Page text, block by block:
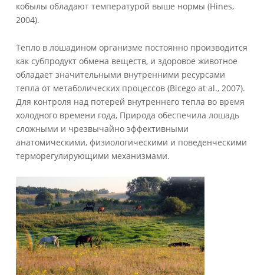
кобылы обладают температурой выше нормы (Hines,
2004).
Тепло в лошадином организме постоянно производится
как субпродукт обмена веществ, и здоровое животное
обладает значительными внутренними ресурсами
тепла от метаболических процессов (Bicego at al., 2007).
Для контроля над потерей внутреннего тепла во время
холодного времени года, Природа обеспечила лошадь
сложными и чрезвычайно эффективными
анатомическими, физиологическими и поведенческими
терморегулирующими механизмами.